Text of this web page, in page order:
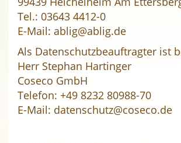
Tel.: 03643 4412-0
E-Mail: ablig@ablig.de
Als Datenschutzbeauftragter ist
Herr Stephan Hartinger
Coseco GmbH
Telefon: +49 8232 80988-70
E-Mail: datenschutz@coseco.de